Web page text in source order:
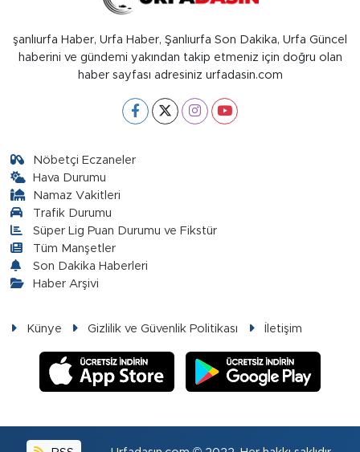
şanlıurfa Haber, Urfa Haber, Şanlıurfa Son Dakika, Urfa Güncel
haberini ve gündemi yakından takip etmeniz için doğru olan
haber sayfası adresiniz urfadasin.com
Nöbetçi Eczaneler
Hava Durumu
Namaz Vakitleri
Trafik Durumu
Süper Lig Puan Durumu ve Fikstür
Tüm Manşetler
Son Dakika Haberleri
Haber Arşivi
Künye Gizlilik ve Güvenlik Politikası İletişim